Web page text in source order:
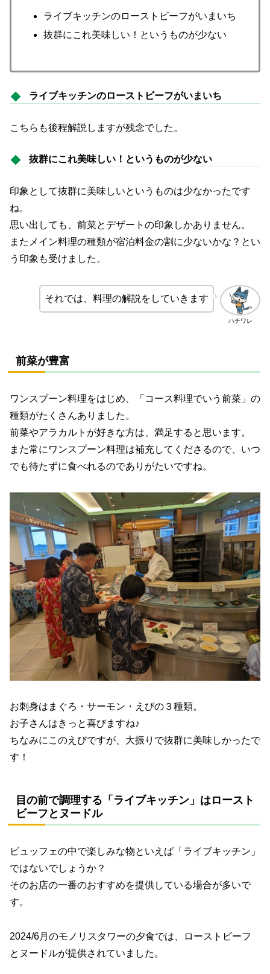
ライブキッチンのローストビーフがいまいち
抜群にこれ美味しい！というものが少ない
ライブキッチンのローストビーフがいまいち
こちらも後程解説しますが残念でした。
抜群にこれ美味しい！というものが少ない
印象として抜群に美味しいというものは少なかったです
ね。
思い出しても、前菜とデザートの印象しかありません。
またメイン料理の種類が宿泊料金の割に少ないかな？とい
う印象も受けました。
ハチワレ
それでは、料理の解説をしていきます
前菜が豊富
ワンスプーン料理をはじめ、「コース料理でいう前菜」の
種類がたくさんありました。
前菜やアラカルトが好きな方は、満足すると思います。
また常にワンスプーン料理は補充してくださるので、いつ
でも待たずに食べれるのでありがたいですね。
お刺身はまぐろ・サーモン・えびの３種類。
お子さんはきっと喜びますね♪
ちなみにこのえびですが、大振りで抜群に美味しかったで
す！
目の前で調理する「ライブキッチン」はロースト
ビーフとヌードル
ビュッフェの中で楽しみな物といえば「ライブキッチン」
ではないでしょうか？
そのお店の一番のおすすめを提供している場合が多いで
す。
2024/6月のモノリスタワーの夕食では、ローストビーフ
とヌードルが提供されていました。